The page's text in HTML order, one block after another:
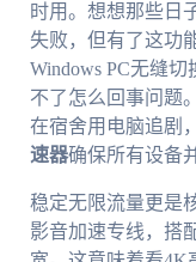
时用。想想那些日
失败，但有了这功
Windows PC无缝
不了怎么回事问题
在宿舍用电脑追剧
速器确保所有设备
稳定无限流量更
影音加速专线，搭